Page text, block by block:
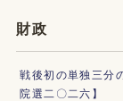
財政
戦後初の単独三分
院選二〇二六】